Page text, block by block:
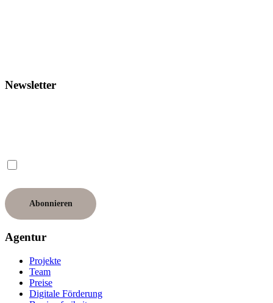
Newsletter
Agentur
Projekte
Team
Preise
Digitale Förderung